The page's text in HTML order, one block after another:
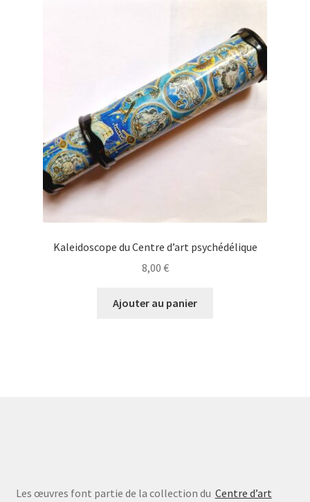
Kaleidoscope du Centre d’art psychédélique
8,00 €
Ajouter au panier
Les œuvres font partie de la collection du Centre d’art